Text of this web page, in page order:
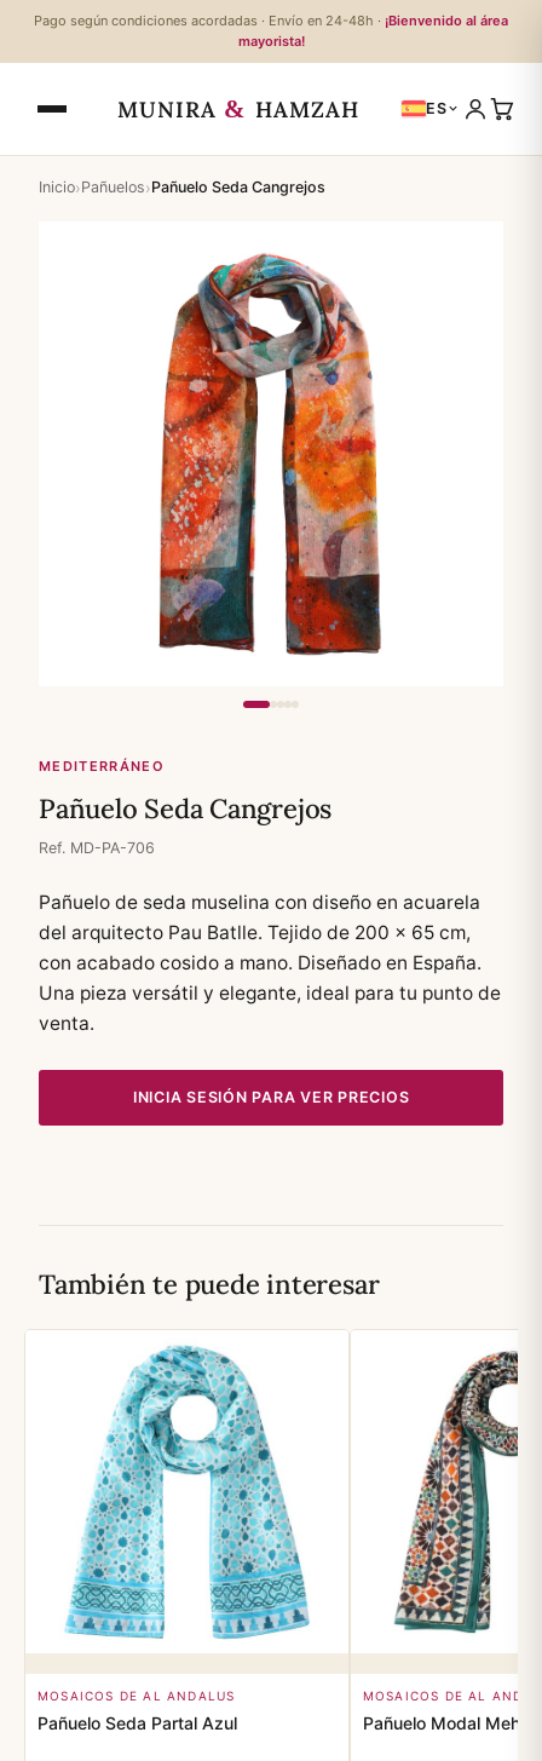
Pago según condiciones acordadas · Envío en 24-48h · ¡Bienvenido al área
mayorista!
MUNIRA & HAMZAH ES
Inicio›Pañuelos›Pañuelo Seda Cangrejos
MEDITERRÁNEO
Pañuelo Seda Cangrejos
Ref. MD-PA-706
Pañuelo de seda muselina con diseño en acuarela
del arquitecto Pau Batlle. Tejido de 200 × 65 cm,
con acabado cosido a mano. Diseñado en España.
Una pieza versátil y elegante, ideal para tu punto de
venta.
INICIA SESIÓN PARA VER PRECIOS
También te puede interesar
MOSAICOS DE AL ANDALUS
Pañuelo Seda Partal Azul
MOSAICOS DE AL
Pañuelo Modal